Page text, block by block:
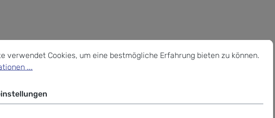
Cookies, um eine bestmögliche Erfahrung bieten zu können.
Mehr
verwendet Cookies, um eine bestmögliche Erfahrung bieten zu können.
...